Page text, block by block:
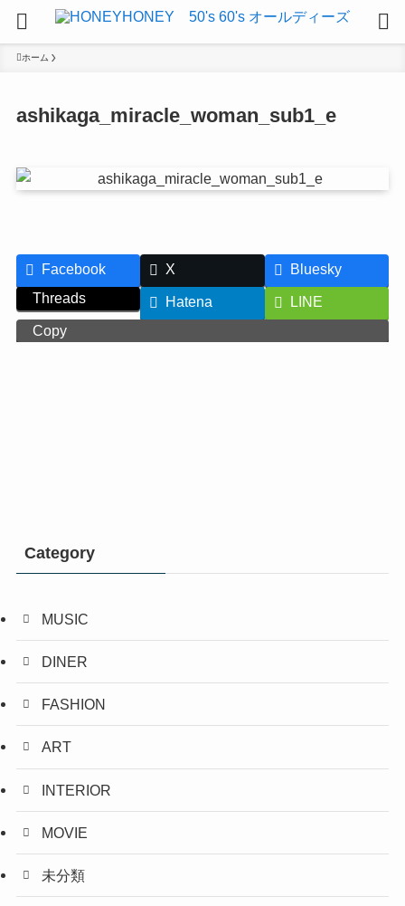
ホーム
ashikaga_miracle_woman_sub1_e
Facebook X
Bluesky
Threads
Hatena
LINE
Copy
Category
MUSIC
DINER
FASHION
ART
INTERIOR
MOVIE
未分類